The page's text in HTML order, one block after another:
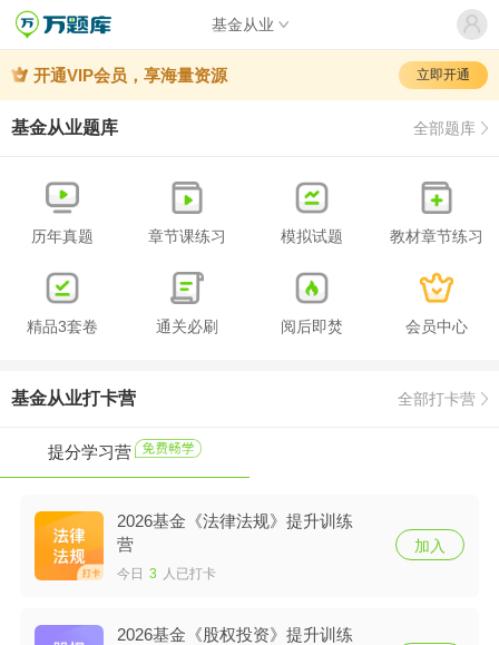
基金从业
开通VIP会员，享海量资源 立即开通
基金从业题库 全部题库
历年真题 章节课练习 模拟试题 教材章节练习
精品3套卷 通关必刷 阅后即焚 会员中心
基金从业打卡营 全部打卡营
提分学习营
2026基金《法律法规》提升训练
营
今日 3 人已打卡
加入
2026基金《股权投资》提升训练